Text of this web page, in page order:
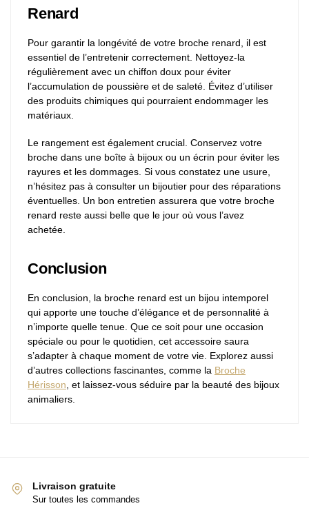
Renard
Pour garantir la longévité de votre broche renard, il est
essentiel de l’entretenir correctement. Nettoyez-la
régulièrement avec un chiffon doux pour éviter
l’accumulation de poussière et de saleté. Évitez d’utiliser
des produits chimiques qui pourraient endommager les
matériaux.
Le rangement est également crucial. Conservez votre
broche dans une boîte à bijoux ou un écrin pour éviter les
rayures et les dommages. Si vous constatez une usure,
n’hésitez pas à consulter un bijoutier pour des réparations
éventuelles. Un bon entretien assurera que votre broche
renard reste aussi belle que le jour où vous l’avez
achetée.
Conclusion
En conclusion, la broche renard est un bijou intemporel
qui apporte une touche d’élégance et de personnalité à
n’importe quelle tenue. Que ce soit pour une occasion
spéciale ou pour le quotidien, cet accessoire saura
s’adapter à chaque moment de votre vie. Explorez aussi
d’autres collections fascinantes, comme la Broche
Hérisson , et laissez-vous séduire par la beauté des bijoux
animaliers.
Livraison gratuite
Sur toutes les commandes